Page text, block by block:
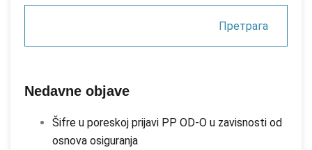
Претрага
Nedavne objave
Šifre u poreskoj prijavi PP OD-O u zavisnosti od
osnova osiguranja